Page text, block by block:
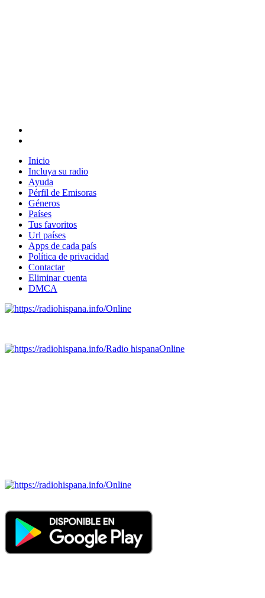
Inicio
Incluya su radio
Ayuda
Pérfil de Emisoras
Géneros
Países
Tus favoritos
Url países
Apps de cada país
Política de privacidad
Contactar
Eliminar cuenta
DMCA
Online
Radio hispanaOnline
Online